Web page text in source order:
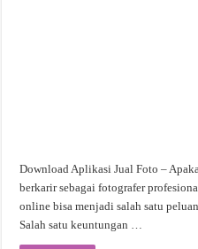
Download Aplikasi Jual Foto –
berkarir sebagai fotografer
online bisa menjadi salah satu
Salah satu keuntungan …